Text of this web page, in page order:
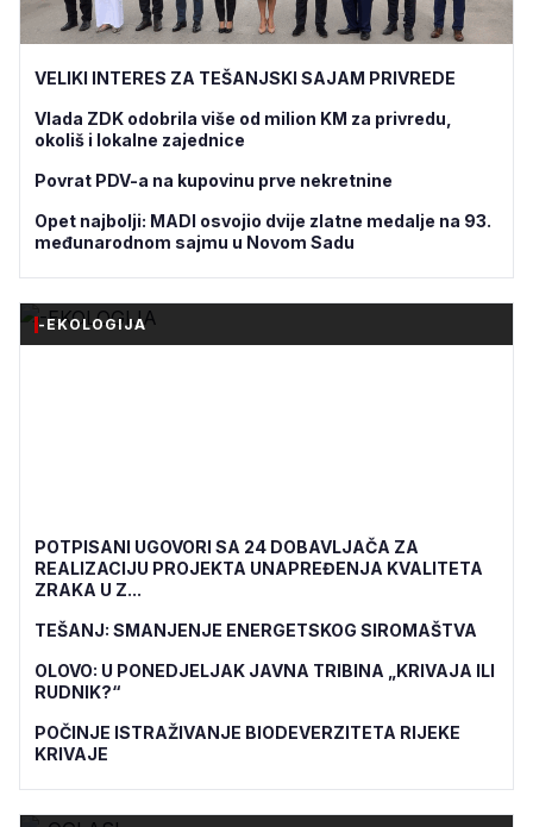
VELIKI INTERES ZA TEŠANJSKI SAJAM PRIVREDE
Vlada ZDK odobrila više od milion KM za privredu,
okoliš i lokalne zajednice
Povrat PDV-a na kupovinu prve nekretnine
Opet najbolji: MADI osvojio dvije zlatne medalje na 93.
međunarodnom sajmu u Novom Sadu
-EKOLOGIJA
POTPISANI UGOVORI SA 24 DOBAVLJAČA ZA
REALIZACIJU PROJEKTA UNAPREĐENJA KVALITETA
ZRAKA U Z...
TEŠANJ: SMANJENJE ENERGETSKOG SIROMAŠTVA
OLOVO: U PONEDJELJAK JAVNA TRIBINA „KRIVAJA ILI
RUDNIK?“
POČINJE ISTRAŽIVANJE BIODEVERZITETA RIJEKE
KRIVAJE